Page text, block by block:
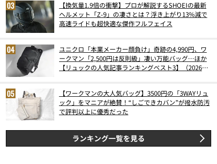
【換気量1.9倍の衝撃】プロが解説するSHOEIの最新
ヘルメット「Z-9」の凄さとは？浮き上がり13%減で
高速ライドも超快適な傑作フルフェイス
ユニクロ「本業メーカー顔負け」奇跡の4,990円、ワ
ークマン「2,500円は反則級」凄い万能バッグ…ほか
【リュックの人気記事ランキングベスト3】（2026年
【ワークマンの大人気バッグ】3500円の「3WAYリュ
ック」をマニアが絶賛！“しごできカバン”が撥水防汚
で評判以上に優秀だった
ランキング一覧を見る